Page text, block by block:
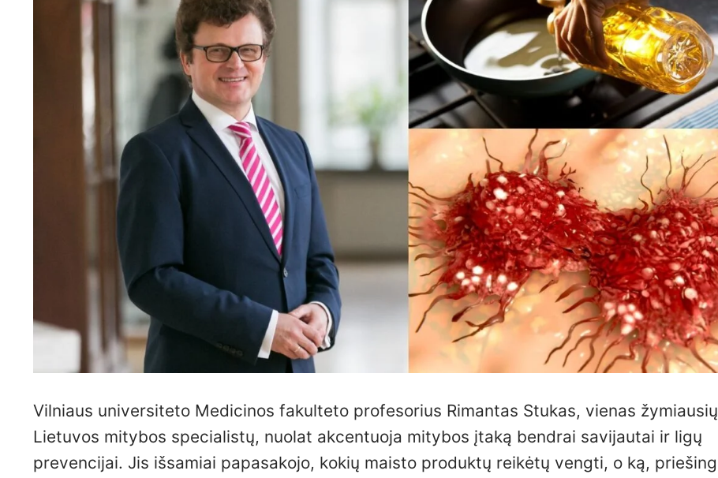
Vilniaus universiteto Medicinos fakulteto profesorius Rimantas Stukas, vienas žymiausių
Lietuvos mitybos specialistų, nuolat akcentuoja mitybos įtaką bendrai savijautai ir ligų
prevencijai. Jis išsamiai papasakojo, kokių maisto produktų reikėtų vengti, o ką,